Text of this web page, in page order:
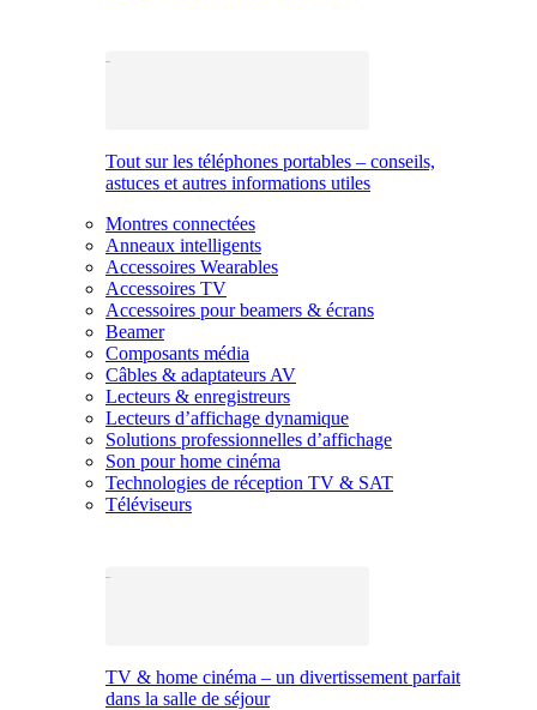
Tout sur les téléphones portables – conseils,
astuces et autres informations utiles
Montres connectées
Anneaux intelligents
Accessoires Wearables
Accessoires TV
Accessoires pour beamers & écrans
Beamer
Composants média
Câbles & adaptateurs AV
Lecteurs & enregistreurs
Lecteurs d’affichage dynamique
Solutions professionnelles d’affichage
Son pour home cinéma
Technologies de réception TV & SAT
Téléviseurs
TV & home cinéma – un divertissement parfait
dans la salle de séjour